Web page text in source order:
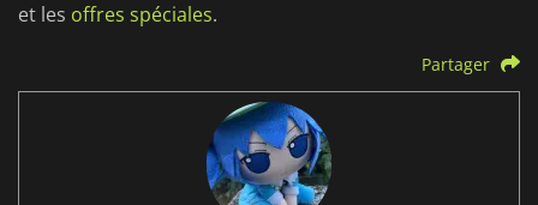
et les offres spéciales.
Partager